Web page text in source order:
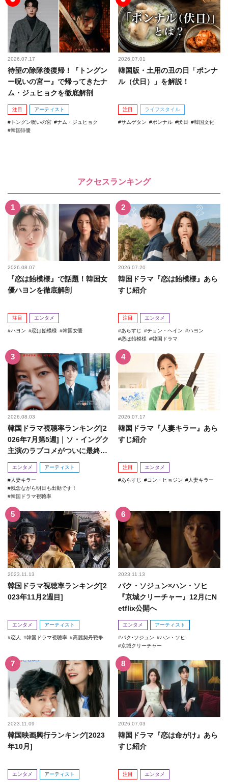
2026.07.17
待望の除隊後復帰！『トングン
ー呪いの宮ー』で帰ってきたナ
ム・ジュヒョクを徹底解剖
注目 アーティスト
トングン呪いの宮
ナム・ジュヒョク
韓国俳優
2026.07.01
韓国版・土用の丑の日「ポンナ
ル（伏日）」を解説！
注目 ライフスタイル
サムゲタン ポンナル 伏日 韓国文化
アクセスランキング
2026.08.07
『恋は飴模様』で話題！韓国女
優ハヨンを徹底解剖
注目 エンタメ
ハヨン 恋は飴模様 韓国女優
2026.07.20
韓国ドラマ『恋は飴模様』あら
すじ紹介
注目 エンタメ
あらすじ チョン・ヘイン
ハヨン
恋は飴模様
韓国ドラマ
2026.08.03
韓国ドラマ視聴率ランキング[2
026年7月第5週]｜ソ・イングク
主演のラブコメがついに最終
回！
エンタメ アーティスト
人妻キラー
残念ながら明日も出勤です！
韓国ドラマ視聴率
2026.07.17
韓国ドラマ『人妻キラー』あら
すじ紹介
注目 エンタメ
あらすじ コン・ヒョジン 人妻キラー
2023.11.13
韓国ドラマ視聴率ランキング[2
023年11月2週目]
エンタメ アーティスト
恋人 韓国ドラマ視聴率 高麗契丹戦争
2023.11.13
パク・ソジュン×ハン・ソヒ
『京城クリーチャー』12月にN
etflix公開へ
エンタメ アーティスト
パク･ソジュン
ハン・ソヒ
京城クリーチャー
2023.11.09
韓国映画興行ランキング[2023
年10月]
エンタメ アーティスト
2026.07.03
韓国ドラマ『恋は命がけ』あら
すじ紹介
注目 エンタメ